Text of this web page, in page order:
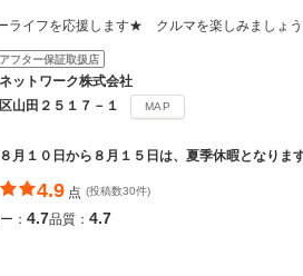
ライフを応援します★ クルマを楽しみましょ
フター保証取扱店
ットワーク株式会社
山田２５１７－１ MAP
１０日から８月１５日は、夏季休暇となります
4.9 点 (投稿数30件)
： 4.7品質： 4.7